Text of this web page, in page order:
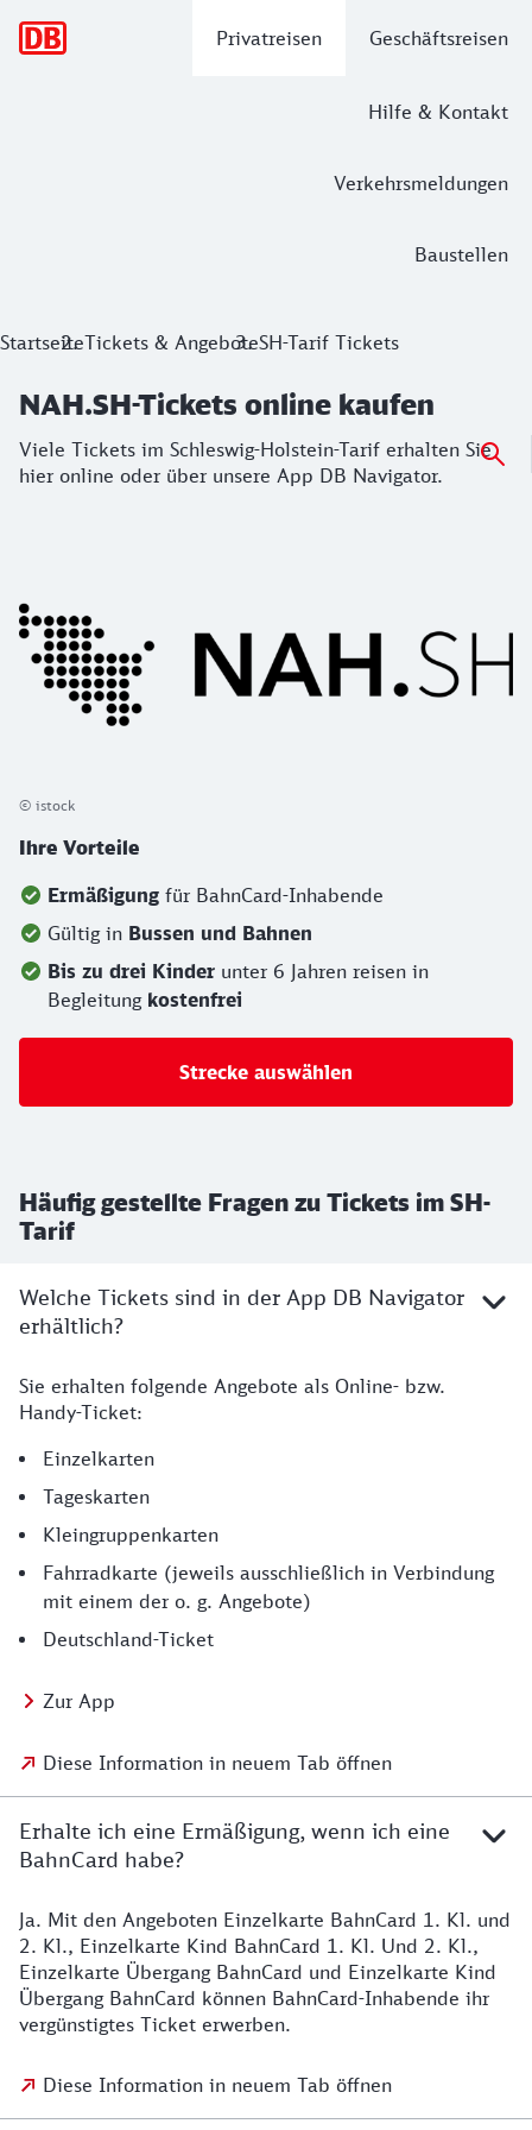
Privatreisen Geschäftsreisen
Hilfe & Kontakt
Verkehrsmeldungen
Baustellen
NAH.SH-Tickets online kaufen
StartseiteTickets & AngeboteSH-Tarif Tickets
NAH.SH-Tickets online kaufen
Viele Tickets im Schleswig-Holstein-Tarif erhalten Sie
hier online oder über unsere App DB Navigator.
© istock
Ihre Vorteile
Ermäßigung für BahnCard-Inhabende
Gültig in Bussen und Bahnen
Bis zu drei Kinder unter 6 Jahren reisen in
Begleitung kostenfrei
Strecke auswählen
Häufig gestellte Fragen zu Tickets im SH-
Tarif
Welche Tickets sind in der App DB Navigator
erhältlich?
Sie erhalten folgende Angebote als Online- bzw.
Handy-Ticket:
Einzelkarten
Tageskarten
Kleingruppenkarten
Fahrradkarte (jeweils ausschließlich in Verbindung
mit einem der o. g. Angebote)
Deutschland-Ticket
Zur App
Diese Information in neuem Tab öffnen
Erhalte ich eine Ermäßigung, wenn ich eine
BahnCard habe?
Ja. Mit den Angeboten Einzelkarte BahnCard 1. Kl. und
2. Kl., Einzelkarte Kind BahnCard 1. Kl. Und 2. Kl.,
Einzelkarte Übergang BahnCard und Einzelkarte Kind
Übergang BahnCard können BahnCard-Inhabende ihr
vergünstigtes Ticket erwerben.
Diese Information in neuem Tab öffnen